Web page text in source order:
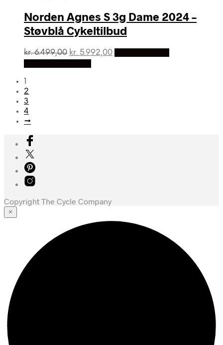
Norden Agnes S 3g Dame 2024 –
Støvblå Cykeltilbud
kr.6.499,00 Den
oprindelige
kr. 5.992,00Den
1
2
3
4
→
Copyright The Cycle Company
×